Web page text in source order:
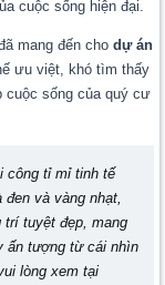
cuộc sống hiện đại.
mang đến chodự án
ưu việt, khó tìm thấy
cuộc sống của quý cư
công tỉ mỉ tinh tế
và vàng nhạt,
trí tuyệt đẹp, mang
ấn tượng từ cái nhìn
lòng xem tại